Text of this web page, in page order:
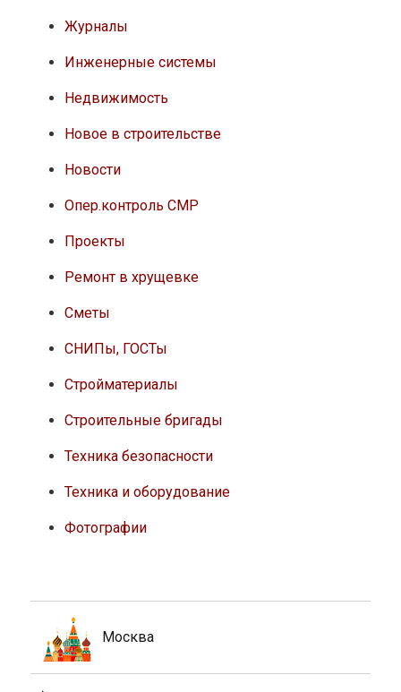
Журналы
Инженерные системы
Недвижимость
Новое в строительстве
Новости
Опер.контроль СМР
Проекты
Ремонт в хрущевке
Сметы
СНИПы, ГОСТы
Стройматериалы
Строительные бригады
Техника безопасности
Техника и оборудование
Фотографии
Москва